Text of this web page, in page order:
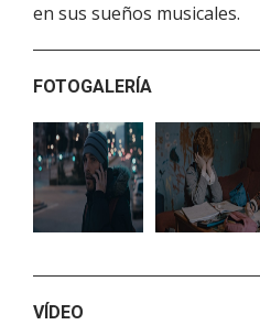
en sus sueños musicales.
FOTOGALERÍA
VÍDEO